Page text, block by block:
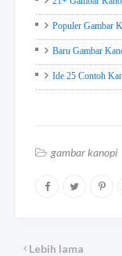
Populer Gambar
Baru Gambar
Ide 25 Contoh
gambar kanopi
Lebih lama